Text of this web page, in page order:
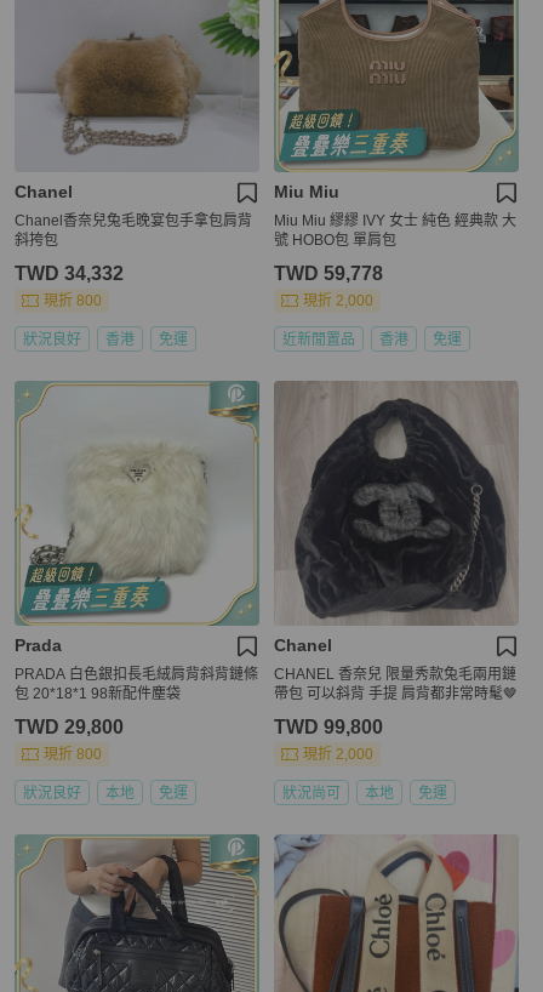
Chanel
Chanel香奈兒兔毛晚宴包手拿包肩背
斜挎包
TWD 34,332
現折 800
狀況良好 香港 免運
Miu Miu
Miu Miu 繆繆 IVY 女士 純色 經典款 大
號 HOBO包 單肩包
TWD 59,778
現折 2,000
近新閒置品 香港 免運
Prada
️PRADA 白色銀扣長毛絨肩背斜背鏈條
包 20*18*1 98新配件塵袋
TWD 29,800
現折 800
狀況良好 本地 免運
Chanel
CHANEL 香奈兒 限量秀款兔毛兩用鏈
帶包 可以斜背 手提 肩背都非常時髦🤎
TWD 99,800
現折 2,000
狀況尚可 本地 免運